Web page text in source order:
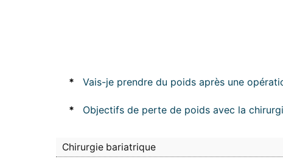
* Vais-je prendre du poids après une
* Objectifs de perte de poids avec la
Chirurgie bariatrique